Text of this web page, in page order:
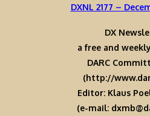
DXNL 2177 –
DX
a free and
DARC
(http://
Editor: Klaus
(e-mail: